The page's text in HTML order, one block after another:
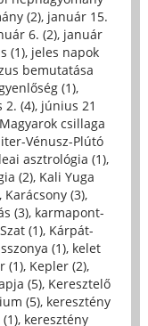
(2), január 15.
6. (2), január
(1), jeles napok
bemutatása
(1),
2. (4), június 21
csillaga
Vénusz-Plútó
asztrológia (1),
(2), Kali Yuga
Karácsony (3),
(3), karmapont-
(1), Kárpát-
(1), kelet
(1), Kepler (2),
(5), Keresztelő
(5), keresztény
, keresztény